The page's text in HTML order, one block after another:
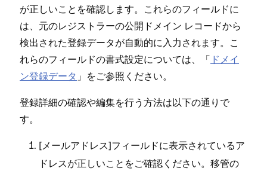
が正しいことを確認します⁠。これらのフ⁠ィ⁠ールドに
は⁠、元のレジストラ⁠ーの公開ドメイン レコ⁠ードから
検出された登録デ⁠ータが自動的に入力されます⁠。こ
れらのフ⁠ィ⁠ールドの書式設定については⁠、「⁠ ドメイ
ン登録デ⁠ータ ⁠」をご参照ください⁠。
登録詳細の確認や編集を行う方法は以下の通りで
す⁠。
[⁠メ⁠ールアドレス⁠]フ⁠ィ⁠ールドに表示されているア
ドレスが正しいことをご確認ください⁠。移管の